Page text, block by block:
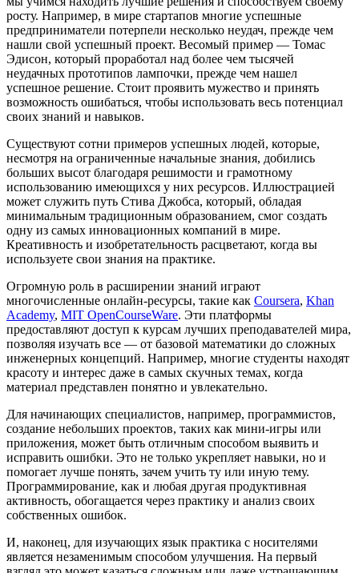
росту. Например, в мире стартапов многие успешные
предприниматели потерпели несколько неудач, прежде чем
нашли свой успешный проект. Весомый пример — Томас
Эдисон, который проработал над более чем тысячей
неудачных прототипов лампочки, прежде чем нашел
успешное решение. Стоит проявить мужество и принять
возможность ошибаться, чтобы использовать весь потенциал
своих знаний и навыков.
Существуют сотни примеров успешных людей, которые,
несмотря на ограниченные начальные знания, добились
больших высот благодаря решимости и грамотному
использованию имеющихся у них ресурсов. Иллюстрацией
может служить путь Стива Джобса, который, обладая
минимальным традиционным образованием, смог создать
одну из самых инновационных компаний в мире.
Креативность и изобретательность расцветают, когда вы
используете свои знания на практике.
Огромную роль в расширении знаний играют
многочисленные онлайн-ресурсы, такие как Coursera, Khan
Academy, MIT OpenCourseWare. Эти платформы
предоставляют доступ к курсам лучших преподавателей мира,
позволяя изучать все — от базовой математики до сложных
инженерных концепций. Например, многие студенты находят
красоту и интерес даже в самых скучных темах, когда
материал представлен понятно и увлекательно.
Для начинающих специалистов, например, программистов,
создание небольших проектов, таких как мини-игры или
приложения, может быть отличным способом выявить и
исправить ошибки. Это не только укрепляет навыки, но и
помогает лучше понять, зачем учить ту или иную тему.
Программирование, как и любая другая продуктивная
активность, обогащается через практику и анализ своих
собственных ошибок.
И, наконец, для изучающих язык практика с носителями
является незаменимым способом улучшения. На первый